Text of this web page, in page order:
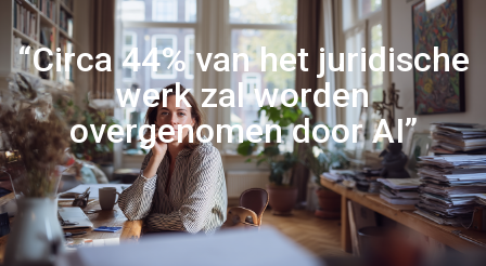
“Circa 44% van het juridische
werk zal worden
overgenomen door AI”